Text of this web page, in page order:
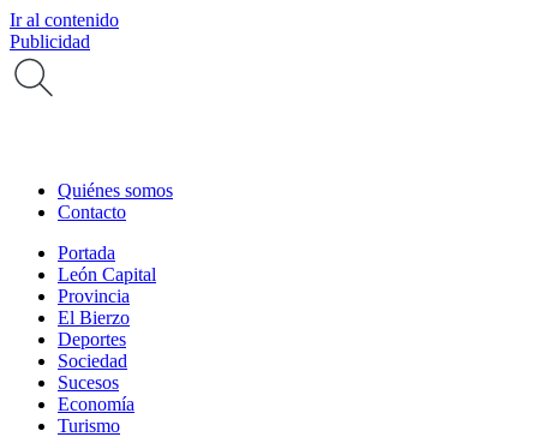
Ir al contenido
Publicidad
Quiénes somos
Contacto
Portada
León Capital
Provincia
El Bierzo
Deportes
Sociedad
Sucesos
Economía
Turismo